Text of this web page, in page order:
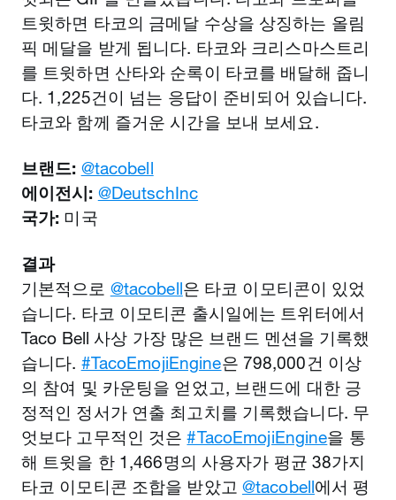
트윗하면 타코의 금메달 수상을 상징하는 올림
픽 메달을 받게 됩니다. 타코와 크리스마스트리
를 트윗하면 산타와 순록이 타코를 배달해 줍니
다. 1,225건이 넘는 응답이 준비되어 있습니다.
타코와 함께 즐거운 시간을 보내 보세요.
브랜드: @tacobell
에이전시: @DeutschInc
국가: 미국
결과
기본적으로 @tacobell은 타코 이모티콘이 있었
습니다. 타코 이모티콘 출시일에는 트위터에서
Taco Bell 사상 가장 많은 브랜드 멘션을 기록했
습니다. #TacoEmojiEngine은 798,000건 이상
의 참여 및 카운팅을 얻었고, 브랜드에 대한 긍
정적인 정서가 연출 최고치를 기록했습니다. 무
엇보다 고무적인 것은#TacoEmojiEngine을 통
해 트윗을 한 1,466명의 사용자가 평균 38가지
타코 이모티콘 조합을 받았고 @tacobell에서 평